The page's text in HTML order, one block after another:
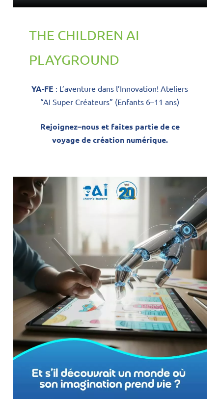
THE CHILDREN AI
PLAYGROUND
YA-FE : L’aventure dans l’Innovation! Ateliers
“AI Super Créateurs” (Enfants 6–11 ans)
Rejoignez–nous et faites partiedece
voyagedecréation numérique.